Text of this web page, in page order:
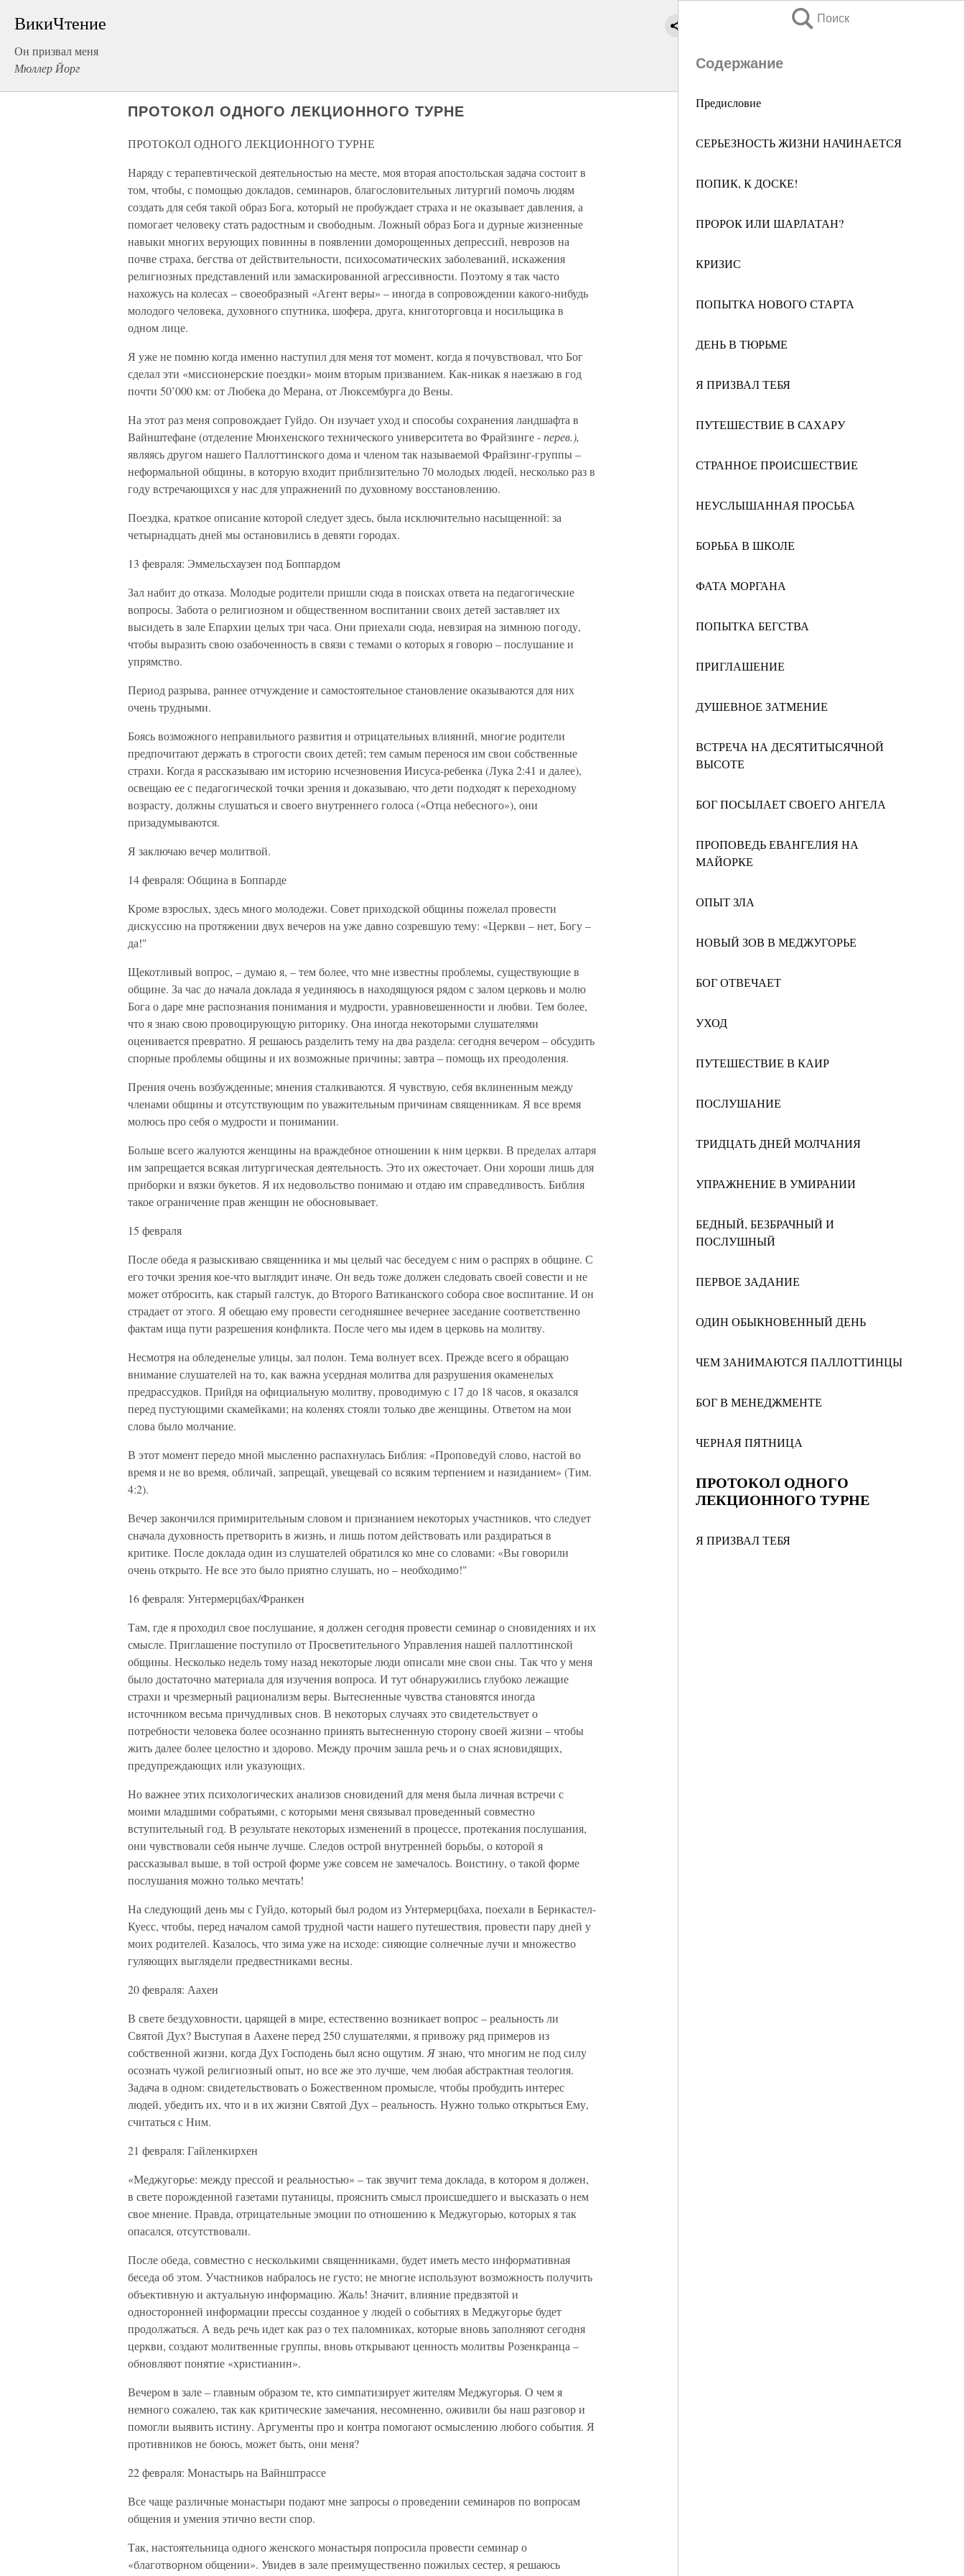
ВикиЧтение
Он призвал меня
Мюллер Йорг
Поиск
Содержание
Предисловие
СЕРЬЕЗНОСТЬ ЖИЗНИ НАЧИНАЕТСЯ
ПОПИК, К ДОСКЕ!
ПРОРОК ИЛИ ШАРЛАТАН?
КРИЗИС
ПОПЫТКА НОВОГО СТАРТА
ДЕНЬ В ТЮРЬМЕ
Я ПРИЗВАЛ ТЕБЯ
ПУТЕШЕСТВИЕ В САХАРУ
СТРАННОЕ ПРОИСШЕСТВИЕ
НЕУСЛЫШАННАЯ ПРОСЬБА
БОРЬБА В ШКОЛЕ
ФАТА МОРГАНА
ПОПЫТКА БЕГСТВА
ПРИГЛАШЕНИЕ
ДУШЕВНОЕ ЗАТМЕНИЕ
ВСТРЕЧА НА ДЕСЯТИТЫСЯЧНОЙ
ВЫСОТЕ
БОГ ПОСЫЛАЕТ СВОЕГО АНГЕЛА
ПРОПОВЕДЬ ЕВАНГЕЛИЯ НА
МАЙОРКЕ
ОПЫТ ЗЛА
НОВЫЙ ЗОВ В МЕДЖУГОРЬЕ
БОГ ОТВЕЧАЕТ
УХОД
ПУТЕШЕСТВИЕ В КАИР
ПОСЛУШАНИЕ
ТРИДЦАТЬ ДНЕЙ МОЛЧАНИЯ
УПРАЖНЕНИЕ В УМИРАНИИ
БЕДНЫЙ, БЕЗБРАЧНЫЙ И
ПОСЛУШНЫЙ
ПЕРВОЕ ЗАДАНИЕ
ОДИН ОБЫКНОВЕННЫЙ ДЕНЬ
ЧЕМ ЗАНИМАЮТСЯ ПАЛЛОТТИНЦЫ
БОГ В МЕНЕДЖМЕНТЕ
ЧЕРНАЯ ПЯТНИЦА
ПРОТОКОЛ ОДНОГО
ЛЕКЦИОННОГО ТУРНЕ
Я ПРИЗВАЛ ТЕБЯ
ПРОТОКОЛ ОДНОГО ЛЕКЦИОННОГО ТУРНЕ
ПРОТОКОЛ ОДНОГО ЛЕКЦИОННОГО ТУРНЕ
Наряду с терапевтической деятельностью на месте, моя вторая апостольская задача состоит в
том, чтобы, с помощью докладов, семинаров, благословительных литургий помочь людям
создать для себя такой образ Бога, который не пробуждает страха и не оказывает давления, а
помогает человеку стать радостным и свободным. Ложный образ Бога и дурные жизненные
навыки многих верующих повинны в появлении доморощенных депрессий, неврозов на
почве страха, бегства от действительности, психосоматических заболеваний, искажения
религиозных представлений или замаскированной агрессивности. Поэтому я так часто
нахожусь на колесах – своеобразный «Агент веры» – иногда в сопровождении какого-нибудь
молодого человека, духовного спутника, шофера, друга, книготорговца и носильщика в
одном лице.
Я уже не помню когда именно наступил для меня тот момент, когда я почувствовал, что Бог
сделал эти «миссионерские поездки» моим вторым призванием. Как-никак я наезжаю в год
почти 50’000 км: от Любека до Мерана, от Люксембурга до Вены.
На этот раз меня сопровождает Гуйдо. Он изучает уход и способы сохранения ландшафта в
Вайнштефане (отделение Мюнхенского технического университета во Фрайзинге -перев.),
являясь другом нашего Паллоттинского дома и членом так называемой Фрайзинг-группы –
неформальной общины, в которую входит приблизительно 70 молодых людей, несколько раз в
году встречающихся у нас для упражнений по духовному восстановлению.
Поездка, краткое описание которой следует здесь, была исключительно насыщенной: за
четырнадцать дней мы остановились в девяти городах.
13 февраля: Эммельсхаузен под Боппардом
Зал набит до отказа. Молодые родители пришли сюда в поисках ответа на педагогические
вопросы. Забота о религиозном и общественном воспитании своих детей заставляет их
высидеть в зале Епархии целых три часа. Они приехали сюда, невзирая на зимнюю погоду,
чтобы выразить свою озабоченность в связи с темами о которых я говорю – послушание и
упрямство.
Период разрыва, раннее отчуждение и самостоятельное становление оказываются для них
очень трудными.
Боясь возможного неправильного развития и отрицательных влияний, многие родители
предпочитают держать в строгости своих детей; тем самым перенося им свои собственные
страхи. Когда я рассказываю им историю исчезновения Иисуса-ребенка (Лука 2:41 и далее),
освещаю ее с педагогической точки зрения и доказываю, что дети подходят к переходному
возрасту, должны слушаться и своего внутреннего голоса («Отца небесного»), они
призадумываются.
Я заключаю вечер молитвой.
14 февраля: Община в Боппарде
Кроме взрослых, здесь много молодежи. Совет приходской общины пожелал провести
дискуссию на протяжении двух вечеров на уже давно созревшую тему: «Церкви – нет, Богу –
да!"
Щекотливый вопрос, – думаю я, – тем более, что мне известны проблемы, существующие в
общине. За час до начала доклада я уединяюсь в находящуюся рядом с залом церковь и молю
Бога о даре мне распознания понимания и мудрости, уравновешенности и любви. Тем более,
что я знаю свою провоцирующую риторику. Она иногда некоторыми слушателями
оценивается превратно. Я решаюсь разделить тему на два раздела: сегодня вечером – обсудить
спорные проблемы общины и их возможные причины; завтра – помощь их преодоления.
Прения очень возбужденные; мнения сталкиваются. Я чувствую, себя вклиненным между
членами общины и отсутствующим по уважительным причинам священникам. Я все время
молюсь про себя о мудрости и понимании.
Больше всего жалуются женщины на враждебное отношении к ним церкви. В пределах алтаря
им запрещается всякая литургическая деятельность. Это их ожесточает. Они хороши лишь для
приборки и вязки букетов. Я их недовольство понимаю и отдаю им справедливость. Библия
такое ограничение прав женщин не обосновывает.
15 февраля
После обеда я разыскиваю священника и мы целый час беседуем с ним о распрях в общине. С
его точки зрения кое-что выглядит иначе. Он ведь тоже должен следовать своей совести и не
может отбросить, как старый галстук, до Второго Ватиканского собора свое воспитание. И он
страдает от этого. Я обещаю ему провести сегодняшнее вечернее заседание соответственно
фактам ища пути разрешения конфликта. После чего мы идем в церковь на молитву.
Несмотря на обледенелые улицы, зал полон. Тема волнует всех. Прежде всего я обращаю
внимание слушателей на то, как важна усердная молитва для разрушения окаменелых
предрассудков. Прийдя на официальную молитву, проводимую с 17 до 18 часов, я оказался
перед пустующими скамейками; на коленях стояли только две женщины. Ответом на мои
слова было молчание.
В этот момент передо мной мысленно распахнулась Библия: «Проповедуй слово, настой во
время и не во время, обличай, запрещай, увещевай со всяким терпением и назиданием» (Тим.
4:2).
Вечер закончился примирительным словом и признанием некоторых участников, что следует
сначала духовность претворить в жизнь, и лишь потом действовать или раздираться в
критике. После доклада один из слушателей обратился ко мне со словами: «Вы говорили
очень открыто. Не все это было приятно слушать, но – необходимо!"
16 февраля: Унтермерцбах/Франкен
Там, где я проходил свое послушание, я должен сегодня провести семинар о сновидениях и их
смысле. Приглашение поступило от Просветительного Управления нашей паллоттинской
общины. Несколько недель тому назад некоторые люди описали мне свои сны. Так что у меня
было достаточно материала для изучения вопроса. И тут обнаружились глубоко лежащие
страхи и чрезмерный рационализм веры. Вытесненные чувства становятся иногда
источником весьма причудливых снов. В некоторых случаях это свидетельствует о
потребности человека более осознанно принять вытесненную сторону своей жизни – чтобы
жить далее более целостно и здорово. Между прочим зашла речь и о снах ясновидящих,
предупреждающих или указующих.
Но важнее этих психологических анализов сновидений для меня была личная встречи с
моими младшими собратьями, с которыми меня связывал проведенный совместно
вступительный год. В результате некоторых изменений в процессе, протекания послушания,
они чувствовали себя нынче лучше. Следов острой внутренней борьбы, о которой я
рассказывал выше, в той острой форме уже совсем не замечалось. Воистину, о такой форме
послушания можно только мечтать!
На следующий день мы с Гуйдо, который был родом из Унтермерцбаха, поехали в Бернкастел-
Куесс, чтобы, перед началом самой трудной части нашего путешествия, провести пару дней у
моих родителей. Казалось, что зима уже на исходе: сияющие солнечные лучи и множество
гуляющих выглядели предвестниками весны.
20 февраля: Аахен
В свете бездуховности, царящей в мире, естественно возникает вопрос – реальность ли
Святой Дух? Выступая в Аахене перед 250 слушателями, я привожу ряд примеров из
собственной жизни, когда Дух Господень был ясно ощутим. Язнаю, что многим не под силу
осознать чужой религиозный опыт, но все же это лучше, чем любая абстрактная теология.
Задача в одном: свидетельствовать о Божественном промысле, чтобы пробудить интерес
людей, убедить их, что и в их жизни Святой Дух – реальность. Нужно только открыться Ему,
считаться с Ним.
21 февраля: Гайленкирхен
«Меджугорье: между прессой и реальностью» – так звучит тема доклада, в котором я должен,
в свете порожденной газетами путаницы, прояснить смысл происшедшего и высказать о нем
свое мнение. Правда, отрицательные эмоции по отношению к Меджугорью, которых я так
опасался, отсутствовали.
После обеда, совместно с несколькими священниками, будет иметь место информативная
беседа об этом. Участников набралось не густо; не многие используют возможность получить
объективную и актуальную информацию. Жаль! Значит, влияние предвзятой и
односторонней информации прессы созданное у людей о событиях в Меджугорье будет
продолжаться. А ведь речь идет как раз о тех паломниках, которые вновь заполняют сегодня
церкви, создают молитвенные группы, вновь открывают ценность молитвы Розенкранца –
обновляют понятие «христианин».
Вечером в зале – главным образом те, кто симпатизирует жителям Меджугорья. О чем я
немного сожалею, так как критические замечания, несомненно, оживили бы наш разговор и
помогли выявить истину. Аргументы про и контра помогают осмыслению любого события. Я
противников не боюсь, может быть, они меня?
22 февраля: Монастырь на Вайнштрассе
Все чаще различные монастыри подают мне запросы о проведении семинаров по вопросам
общения и умения этично вести спор.
Так, настоятельница одного женского монастыря попросила провести семинар о
«благотворном общении». Увидев в зале преимущественно пожилых сестер, я решаюсь